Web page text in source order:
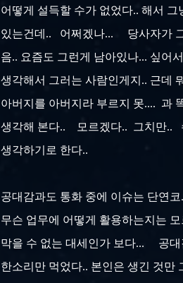
어떻게 설득할 수가 없었다.. 해서
있는건데.. 어쩌겠나... 당사자가
음.. 요즘도 그런게 남아있나... 싶어
생각해서 그러는 사람인게지.. 근데
아버지를 아버지라 부르지 못.... 과
생각해 본다.. 모르겠다.. 그치만..
생각하기로 한다..
공대감과도 통화 중에 이슈는 단연
무슨 업무에 어떻게 활용하는지는
막을 수 없는 대세인가 보다... 공대
한소리만 먹었다.. 본인은 생긴 것만